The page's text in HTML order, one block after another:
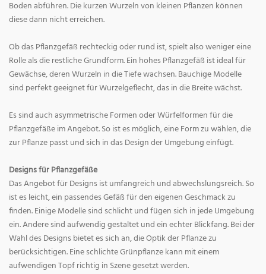
Boden abführen. Die kurzen Wurzeln von kleinen Pflanzen können
diese dann nicht erreichen.
Ob das Pflanzgefäß rechteckig oder rund ist, spielt also weniger eine
Rolle als die restliche Grundform. Ein hohes Pflanzgefäß ist ideal für
Gewächse, deren Wurzeln in die Tiefe wachsen. Bauchige Modelle
sind perfekt geeignet für Wurzelgeflecht, das in die Breite wächst.
Es sind auch asymmetrische Formen oder Würfelformen für die
Pflanzgefäße im Angebot. So ist es möglich, eine Form zu wählen, die
zur Pflanze passt und sich in das Design der Umgebung einfügt.
Designs für Pflanzgefäße
Das Angebot für Designs ist umfangreich und abwechslungsreich. So
ist es leicht, ein passendes Gefäß für den eigenen Geschmack zu
finden. Einige Modelle sind schlicht und fügen sich in jede Umgebung
ein. Andere sind aufwendig gestaltet und ein echter Blickfang. Bei der
Wahl des Designs bietet es sich an, die Optik der Pflanze zu
berücksichtigen. Eine schlichte Grünpflanze kann mit einem
aufwendigen Topf richtig in Szene gesetzt werden.